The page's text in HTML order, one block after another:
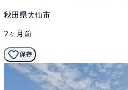
秋田県大仙市
2ヶ月前
保存